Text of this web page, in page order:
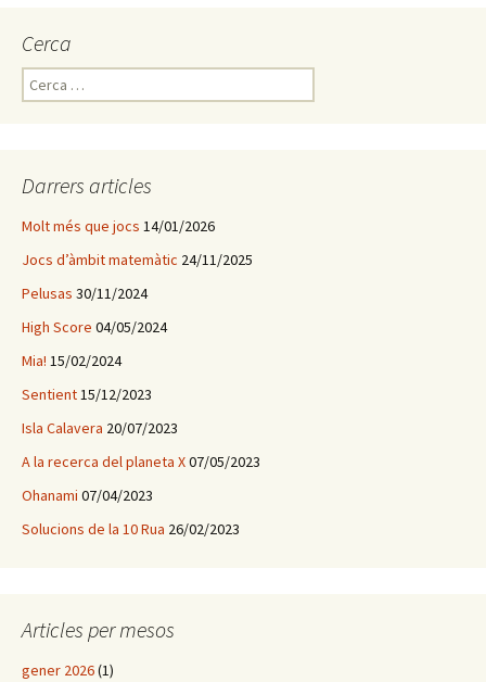
Cerca
e
:Darrers articles
Molt més que jocs 14/01/2026
Jocs d’àmbit matemàtic 24/11/2025
Pelusas 30/11/2024
High Score 04/05/2024
Mia! 15/02/2024
Sentient15/12/2023
Isla Calavera 20/07/2023
A la recerca del planeta X07/05/2023
Ohanami 07/04/2023
Solucions de la 10 Rua 26/02/2023
Articles per mesos
gener 2026(1)